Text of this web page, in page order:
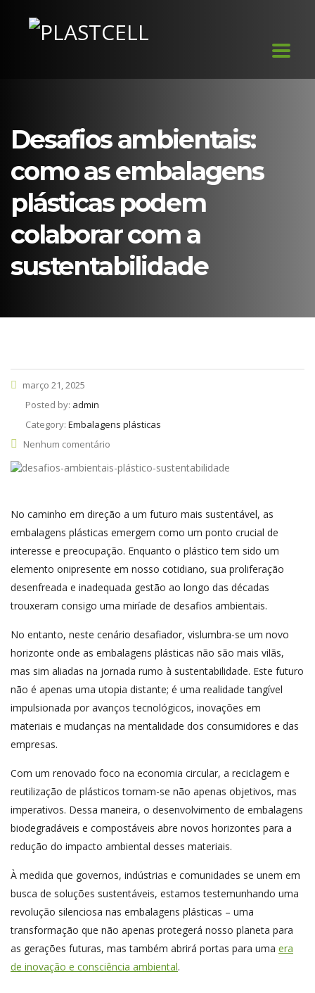
Desafios ambientais:
como as embalagens
plásticas podem
colaborar com a
sustentabilidade
março 21, 2025
Posted by: admin
Category: Embalagens plásticas
Nenhum comentário
No caminho em direção a um futuro mais sustentável, as
embalagens plásticas emergem como um ponto crucial de
interesse e preocupação. Enquanto o plástico tem sido um
elemento onipresente em nosso cotidiano, sua proliferação
desenfreada e inadequada gestão ao longo das décadas
trouxeram consigo uma miríade de desafios ambientais.
No entanto, neste cenário desafiador, vislumbra-se um novo
horizonte onde as embalagens plásticas não são mais vilãs,
mas sim aliadas na jornada rumo à sustentabilidade. Este futuro
não é apenas uma utopia distante; é uma realidade tangível
impulsionada por avanços tecnológicos, inovações em
materiais e mudanças na mentalidade dos consumidores e das
empresas.
Com um renovado foco na economia circular, a reciclagem e
reutilização de plásticos tornam-se não apenas objetivos, mas
imperativos. Dessa maneira, o desenvolvimento de embalagens
biodegradáveis e compostáveis abre novos horizontes para a
redução do impacto ambiental desses materiais.
À medida que governos, indústrias e comunidades se unem em
busca de soluções sustentáveis, estamos testemunhando uma
revolução silenciosa nas embalagens plásticas – uma
transformação que não apenas protegerá nosso planeta para
as gerações futuras, mas também abrirá portas para uma era
de inovação e consciência ambiental.